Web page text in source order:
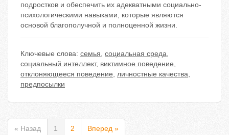
подростков и обеспечить их адекватными социально-
психологическими навыками, которые являются
основой благополучной и полноценной жизни.
Ключевые слова: семья, социальная среда,
социальный интеллект, виктимное поведение,
отклоняющееся поведение, личностные качества,
предпосылки
« Назад 1 2 Вперед »